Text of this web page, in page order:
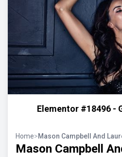
Elementor #18496 -
Home>Mason Campbell And
Mason Campbell